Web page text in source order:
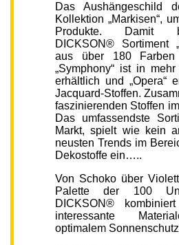
Das Aushängeschild
Kollektion „Markisen“,
Produkte. Damit
DICKSON® Sortiment
aus über 180 Farben
„Symphony“ ist in
erhältlich und „Opera“
Jacquard-Stoffen.
faszinierenden Stoffen
Das umfassendste
Markt, spielt wie kein
neusten Trends im
Dekostoffe ein…..
Von Schoko über
Palette der 100
DICKSON®
interessante
optimalem